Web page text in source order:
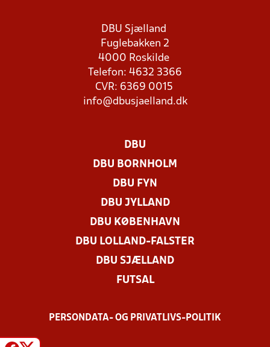
DBU Sjælland
Fuglebakken 2
4000 Roskilde
Telefon: 4632 3366
CVR: 6369 0015
info@dbusjaelland.dk
DBU
DBU BORNHOLM
DBU FYN
DBU JYLLAND
DBU KØBENHAVN
DBU LOLLAND-FALSTER
DBU SJÆLLAND
FUTSAL
PERSONDATA- OG PRIVATLIVS-POLITIK